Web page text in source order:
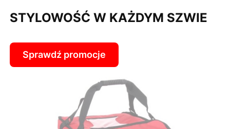
STYLOWOŚĆ W KAŻDYM SZWIE
Sprawdź promocje